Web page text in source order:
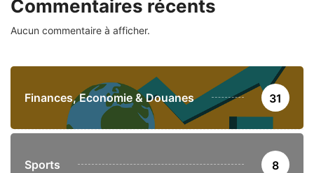
Commentaires récents
Aucun commentaire à afficher.
Finances, Economie & Douanes 31
Sports 8